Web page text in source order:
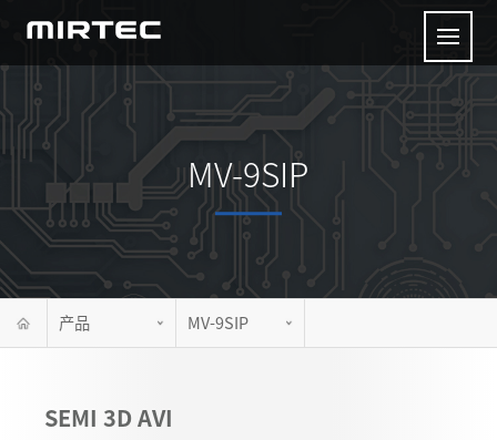
MV-9SIP
产品 MV-9SIP
SEMI 3D AVI